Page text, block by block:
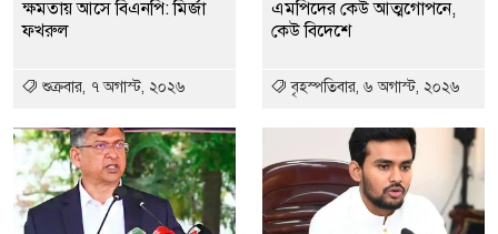
ক্ষমতায় আসে বিএনপি: মির্জা
ফখরুল
শুক্রবার, ৭ অগাস্ট, ২০২৬
এমপিদের কেউ আত্মগোপনে,
কেউ বিদেশে
বৃহস্পতিবার, ৬ অগাস্ট, ২০২৬